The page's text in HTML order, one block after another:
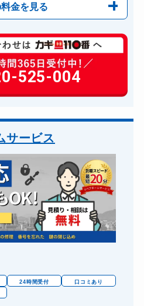
金を見る
6,600円～(税込)
14,300円～(税込)
14,300円～(税込)
16,500円～(税込)
8,800円～(税込)
14,300円～(税込)
11,000円～(税込)
8,800円～(税込)
8,800円～(税込)
525-004
サービス
24時間受付
口コミあり